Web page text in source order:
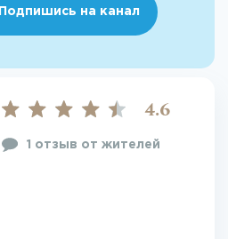
Подпишись на канал
4.6
1 отзыв от жителей